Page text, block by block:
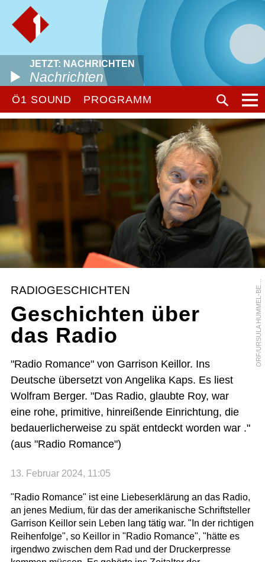
JETZT: NACHRICHTEN
Nachrichten
Ö1 SOUND PROGRAMM
O
R
F
/
U
R
S
U
L
A
H
U
M
M
E
L
-
B
E
R
G
E
R
RADIOGESCHICHTEN
Geschichten über
das Radio
"Radio Romance" von Garrison Keillor. Ins
Deutsche übersetzt von Angelika Kaps. Es liest
Wolfram Berger. "Das Radio, glaubte Roy, war
eine rohe, primitive, hinreißende Einrichtung, die
bedauerlicherweise zu spät entdeckt worden war ."
(aus "Radio Romance")
13. Februar 2024, 11:05
"Radio Romance" ist eine Liebeserklärung an das Radio,
an jenes Medium, für das der amerikanische Schriftsteller
Garrison Keillor sein Leben lang tätig war. "In der richtigen
Reihenfolge", so Keillor in "Radio Romance", "hätte es
irgendwo zwischen dem Rad und der Druckerpresse